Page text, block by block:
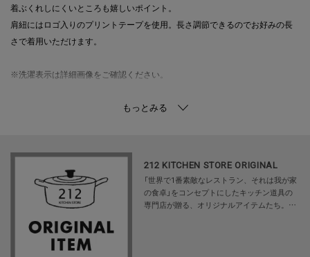
着ぶくれしにくいところも嬉しいポイント。
肩紐にはロゴ入りのプリントテープを使用。長さ調節できるのでお好みの長
さで着用いただけます。
※洗濯表示は詳細画像をご確認ください。
オーブン:--
耐熱/耐冷温度:--
212 KITCHEN STORE ORIGINAL
「世界で1番素敵なレストラン、それは我が家
の食卓」をコンセプトにしたキッチン道具の
専門店が贈る、オリジナルアイテムたち。毎